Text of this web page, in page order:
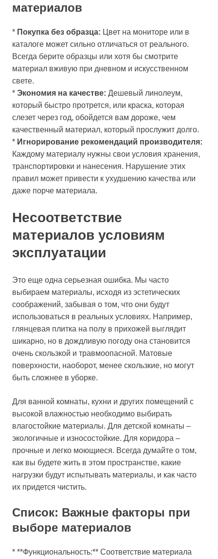
материалов
* Покупка без образца: Цвет на мониторе или в
каталоге может сильно отличаться от реального.
Всегда берите образцы или хотя бы смотрите
материал вживую при дневном и искусственном
свете.
* Экономия на качестве: Дешевый линолеум,
который быстро протрется, или краска, которая
слезет через год, обойдется вам дороже, чем
качественный материал, который прослужит долго.
* Игнорирование рекомендаций производителя:
Каждому материалу нужны свои условия хранения,
транспортировки и нанесения. Нарушение этих
правил может привести к ухудшению качества или
даже порче материала.
Несоответствие
материалов условиям
эксплуатации
Это еще одна серьезная ошибка. Мы часто
выбираем материалы, исходя из эстетических
соображений, забывая о том, что они будут
использоваться в реальных условиях. Например,
глянцевая плитка на полу в прихожей выглядит
шикарно, но в дождливую погоду она становится
очень скользкой и травмоопасной. Матовые
поверхности, наоборот, менее скользкие, но могут
быть сложнее в уборке.
Для ванной комнаты, кухни и других помещений с
высокой влажностью необходимо выбирать
влагостойкие материалы. Для детской комнаты –
экологичные и износостойкие. Для коридора –
прочные и легко моющиеся. Всегда думайте о том,
как вы будете жить в этом пространстве, какие
нагрузки будут испытывать материалы, и как часто
их придется чистить.
Список: Важные факторы при
выборе материалов
* **Функциональность:** Соответствие материала